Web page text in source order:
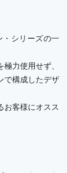
シリーズの一
力使用せず、
で構成したデザ
お客様にオスス